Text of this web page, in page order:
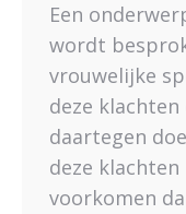
Een
wordt
vrouwelijke
deze
daartegen
deze
voorkomen